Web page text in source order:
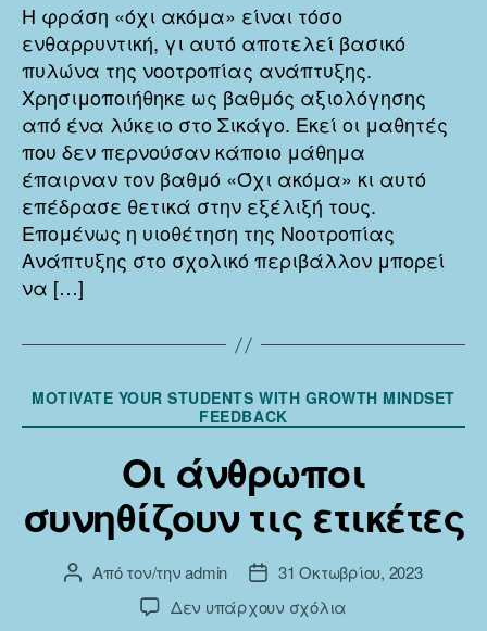
Η φράση «όχι ακόμα» είναι τόσο
ενθαρρυντική, γι αυτό αποτελεί βασικό
πυλώνα της νοοτροπίας ανάπτυξης.
Χρησιμοποιήθηκε ως βαθμός αξιολόγησης
από ένα λύκειο στο Σικάγο. Εκεί οι μαθητές
που δεν περνούσαν κάποιο μάθημα
έπαιρναν τον βαθμό «Όχι ακόμα» κι αυτό
επέδρασε θετικά στην εξέλιξή τους.
Επομένως η υιοθέτηση της Νοοτροπίας
Ανάπτυξης στο σχολικό περιβάλλον μπορεί
να […]
Κατηγορίες
MOTIVATE YOUR STUDENTS WITH GROWTH MINDSET
FEEDBACK
Οι άνθρωποι
συνηθίζουν τις ετικέτες
Συντάκτης
Από τον/τηνadmin
Ημ.
δημοσίευσης
31 Οκτωβρίου, 2023
Δεν υπάρχουν σχόλια